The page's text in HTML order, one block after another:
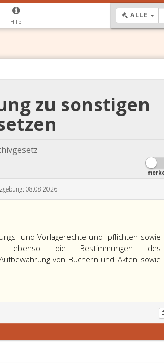
Hilfe
ALLE
zu sonstigen
08.08.2026
und Vorlagerechte und -pflichten sowie
ebenso die Bestimmungen des
von Büchern und Akten sowie